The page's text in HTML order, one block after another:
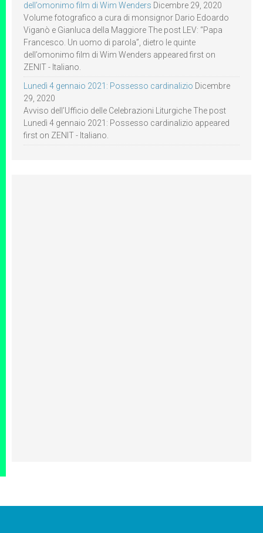
dell’omonimo film di Wim Wenders Dicembre 29, 2020
Volume fotografico a cura di monsignor Dario Edoardo
Viganò e Gianluca della Maggiore The post LEV: “Papa
Francesco. Un uomo di parola”, dietro le quinte
dell’omonimo film di Wim Wenders appeared first on
ZENIT - Italiano.
Lunedì 4 gennaio 2021: Possesso cardinalizio Dicembre
29, 2020
Avviso dell’Ufficio delle Celebrazioni Liturgiche The post
Lunedì 4 gennaio 2021: Possesso cardinalizio appeared
first on ZENIT - Italiano.